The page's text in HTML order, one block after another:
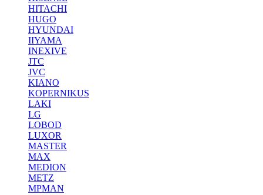
HITACHI
HUGO
HYUNDAI
IIYAMA
INEXIVE
JTC
JVC
KIANO
KOPERNIKUS
LAKI
LG
LOBOD
LUXOR
MASTER
MAX
MEDION
METZ
MPMAN